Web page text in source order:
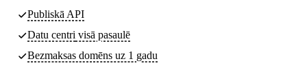
Publiskā API
Datu centri visā pasaulē
Bezmaksas domēns uz 1 gadu